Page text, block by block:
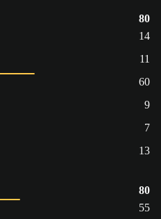
80
14
11
60
9
7
13
80
55